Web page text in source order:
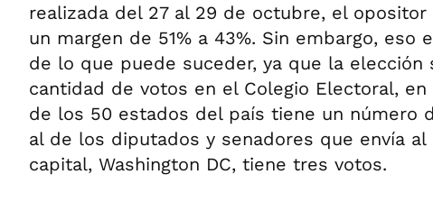
realizada del 27 al 29 de octubre, el
un margen de 51% a 43%. Sin embargo, eso
de lo que puede suceder, ya que la
cantidad de votos en el Colegio Electoral,
de los 50 estados del país tiene un número
al de los diputados y senadores que envía al
capital, Washington DC, tiene tres votos.